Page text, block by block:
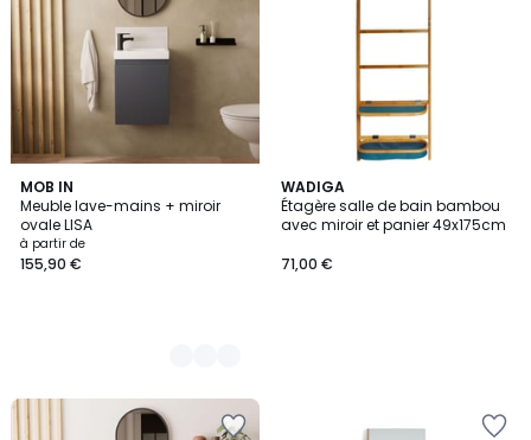
MOB IN
Meuble lave-mains + miroir
ovale LISA
à partir de
155,90 €
5
Couleurs
WADIGA
Étagère salle de bain bambou
avec miroir et panier 49x175cm
71,00 €